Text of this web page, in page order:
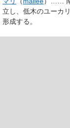
立し、低木のユーカ
形成する。